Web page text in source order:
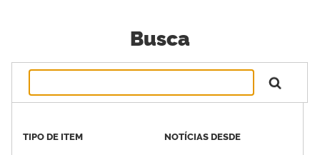
Busca
TIPO DE ITEM NOTÍCIAS DESDE